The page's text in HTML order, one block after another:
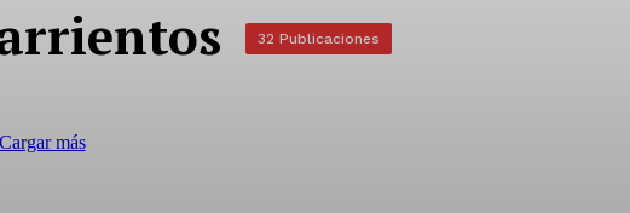
32 Publicaciones
Cargar más